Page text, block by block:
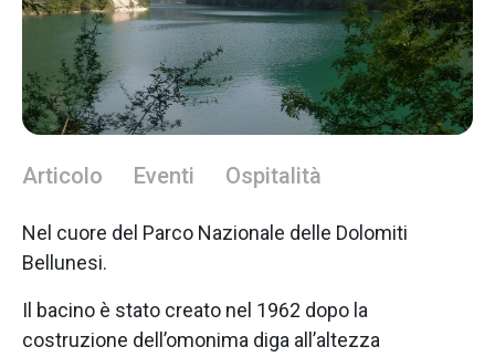
Articolo Eventi Ospitalità
Nel cuore del Parco Nazionale delle Dolomiti
Bellunesi.
Il bacino è stato creato nel 1962 dopo la
costruzione dell’omonima diga all’altezza